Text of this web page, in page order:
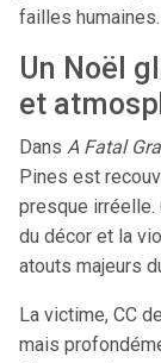
failles humaines.
Un Noël
et
Dans A Fatal
Pines est
presque irréelle.
du décor et la
atouts majeurs
La victime, CC
mais